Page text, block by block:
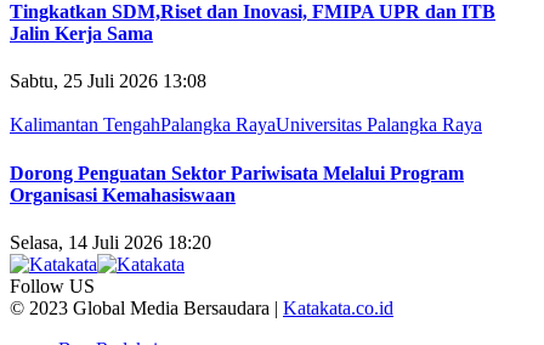
Tingkatkan SDM,Riset dan Inovasi, FMIPA UPR dan ITB
Jalin Kerja Sama
Sabtu, 25 Juli 2026 13:08
Kalimantan TengahPalangka RayaUniversitas Palangka Raya
Dorong Penguatan Sektor Pariwisata Melalui Program
Organisasi Kemahasiswaan
Selasa, 14 Juli 2026 18:20
Follow US
© 2023 Global Media Bersaudara | Katakata.co.id